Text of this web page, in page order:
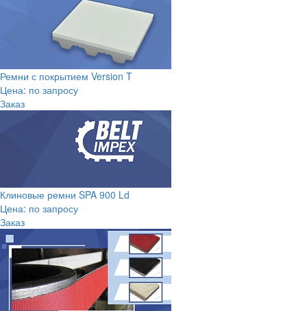
Ремни с покрытием Version T
Цена: по запросу
Заказ
Клиновые ремни SPA 900 Ld
Цена: по запросу
Заказ